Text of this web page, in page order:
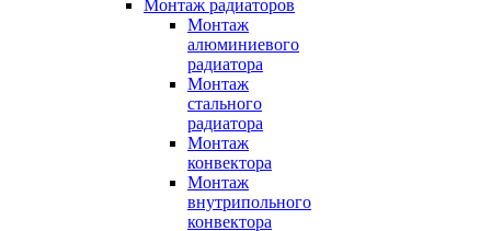
Монтаж радиаторов
Монтаж
алюминиевого
радиатора
Монтаж
стального
радиатора
Монтаж
конвектора
Монтаж
внутрипольного
конвектора